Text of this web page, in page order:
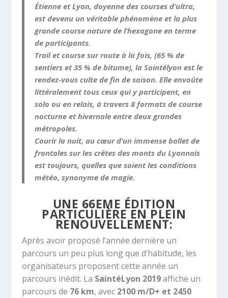
Étienne et Lyon, doyenne des courses d’ultra,
est devenu un véritable phénomène et la plus
grande course nature de l’hexagone en terme
de participants.
Trail et course sur route à la fois, (65 % de
sentiers et 35 % de bitume), la Saintélyon est le
rendez-vous culte de fin de saison. Elle envoûte
littéralement tous ceux qui y participent, en
solo ou en relais, à travers 8 formats de course
nocturne et hivernale entre deux grandes
métropoles.
Courir la nuit, au cœur d’un immense ballet de
frontales sur les crêtes des monts du Lyonnais
est toujours, quelles que soient les conditions
météo, synonyme de magie.
UNE 66EME ÉDITION
PARTICULIÈRE EN PLEIN
RENOUVELLEMENT:
Après avoir proposé l’année dernière un
parcours un peu plus long que d’habitude, les
organisateurs proposent cette année un
parcours inédit. La SaintéLyon 2019affiche un
parcours de 76 km, avec 2100 m/D+ et 2450